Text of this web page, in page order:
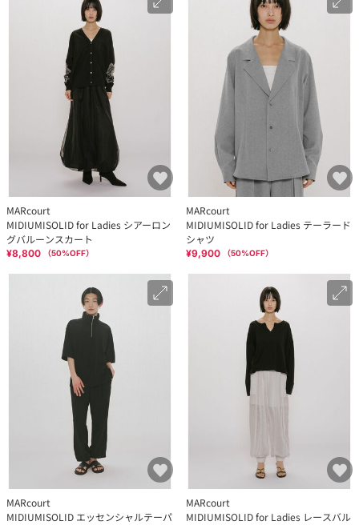
MARcourt
MIDIUMISOLID for Ladies シアーロン
グバルーンスカート
¥8,800 （50%OFF）
MARcourt
MIDIUMISOLID for Ladies テーラード
シャツ
¥9,900 （50%OFF）
MARcourt
MIDIUMISOLID エッセンシャルテーパ
MARcourt
MIDIUMISOLID for Ladies レースバル